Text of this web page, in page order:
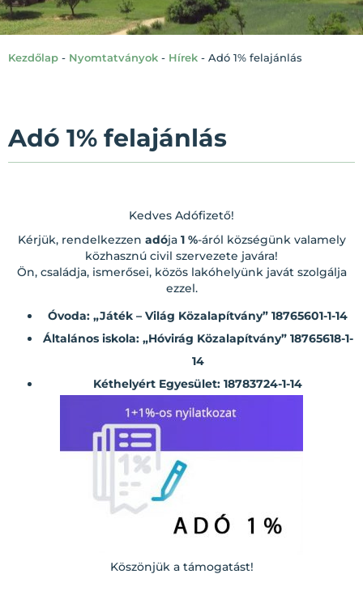
Kezdőlap - Nyomtatványok - Hírek - Adó 1% felajánlás
Adó 1% felajánlás
Kedves Adófizető!
Kérjük, rendelkezzen adója1 %-áról községünk valamely
közhasznú civil szervezete javára!
Ön, családja, ismerősei, közös lakóhelyünk javát szolgálja
ezzel.
Óvoda: „Játék – Világ Közalapítvány” 18765601-1-14
Általános iskola: „Hóvirág Közalapítvány” 18765618-1-
14
Kéthelyért Egyesület: 18783724-1-14
Köszönjük a támogatást!